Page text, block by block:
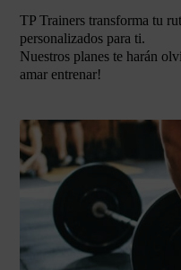
TP Trainers transforma tu
personalizados para ti.
Nuestros planes te harán
amar entrenar!